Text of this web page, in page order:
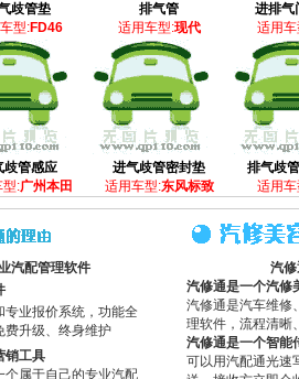
歧管垫
型:FD46
排气管
适用车型:现代
进排气
适用车
歧管感应
型:广州本田
进气歧管密封垫
适用车型:东风标致
排气歧
适用车
汽配管理软件
专业报价系统，功能全
费升级、终身维护
销工具
个属于自己的专业汽配
汽
汽修通是一个汽修
汽修通是汽车维修
理软件，流程清晰
汽修通是一个智能
可以用汽配通光速